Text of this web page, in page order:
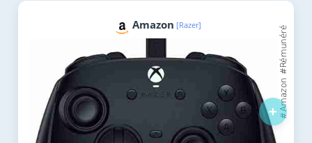
Amazon [Razer]
+